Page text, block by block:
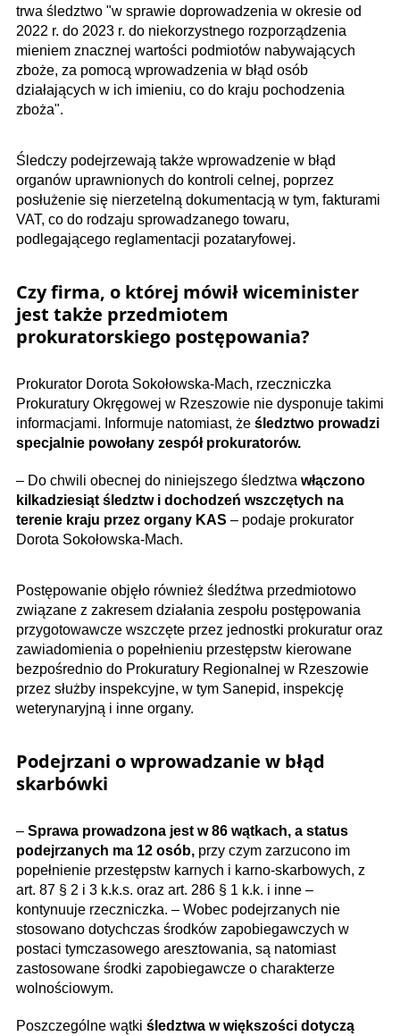
trwa śledztwo "w sprawie doprowadzenia w okresie od
2022 r. do 2023 r. do niekorzystnego rozporządzenia
mieniem znacznej wartości podmiotów nabywających
zboże, za pomocą wprowadzenia w błąd osób
działających w ich imieniu, co do kraju pochodzenia
zboża".
Śledczy podejrzewają także wprowadzenie w błąd
organów uprawnionych do kontroli celnej, poprzez
posłużenie się nierzetelną dokumentacją w tym, fakturami
VAT, co do rodzaju sprowadzanego towaru,
podlegającego reglamentacji pozataryfowej.
Czy firma, o której mówił wiceminister
jest także przedmiotem
prokuratorskiego postępowania?
Prokurator Dorota Sokołowska-Mach, rzeczniczka
Prokuratury Okręgowej w Rzeszowie nie dysponuje takimi
informacjami. Informuje natomiast, że śledztwo prowadzi
specjalnie powołany zespół prokuratorów.
– Do chwili obecnej do niniejszego śledztwa włączono
kilkadziesiąt śledztw i dochodzeń wszczętych na
terenie kraju przez organy KAS – podaje prokurator
Dorota Sokołowska-Mach.
Postępowanie objęło również śledźtwa przedmiotowo
związane z zakresem działania zespołu postępowania
przygotowawcze wszczęte przez jednostki prokuratur oraz
zawiadomienia o popełnieniu przestępstw kierowane
bezpośrednio do Prokuratury Regionalnej w Rzeszowie
przez służby inspekcyjne, w tym Sanepid, inspekcję
weterynaryjną i inne organy.
Podejrzani o wprowadzanie w błąd
skarbówki
– Sprawa prowadzona jest w 86 wątkach, a status
podejrzanych ma 12 osób, przy czym zarzucono im
popełnienie przestępstw karnych i karno-skarbowych, z
art. 87 § 2 i 3 k.k.s. oraz art. 286 § 1 k.k. i inne –
kontynuuje rzeczniczka. – Wobec podejrzanych nie
stosowano dotychczas środków zapobiegawczych w
postaci tymczasowego aresztowania, są natomiast
zastosowane środki zapobiegawcze o charakterze
wolnościowym.
Poszczególne wątki śledztwa w większości dotyczą